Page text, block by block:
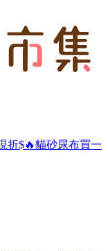
折$🔥貓砂尿布買一